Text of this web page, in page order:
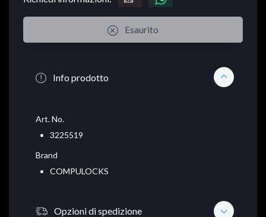
Esaurito
Info prodotto
Art. No.
3225519
Brand
COMPULOCKS
Opzioni di spedizione